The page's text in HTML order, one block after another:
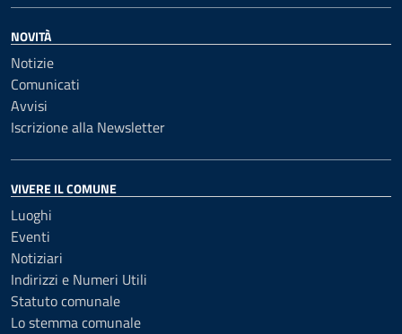
NOVITÀ
Notizie
Comunicati
Avvisi
Iscrizione alla Newsletter
VIVERE IL COMUNE
Luoghi
Eventi
Notiziari
Indirizzi e Numeri Utili
Statuto comunale
Lo stemma comunale